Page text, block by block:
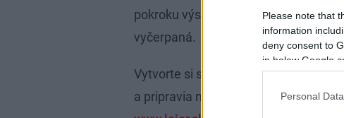
Please note that
information
deny consent to
in below Google
Personal
pokroku výstavby. Aj úroky zaplatíte
vyčerpaná.
Vytvorte si stratégiu pre vaše nové
a pripravia nápočet stavebného